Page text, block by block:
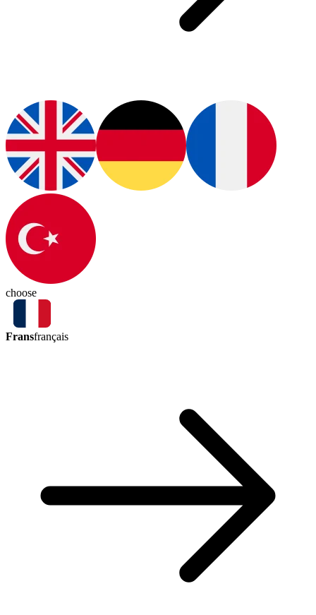
choose
Fransfrançais